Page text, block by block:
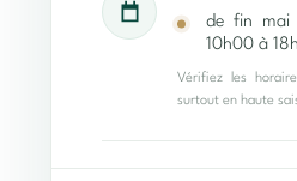
de fin mai
10h00 à
Vérifiez les
surtout en haute